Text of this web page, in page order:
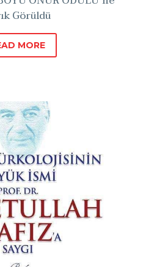
Görüldü
MORE